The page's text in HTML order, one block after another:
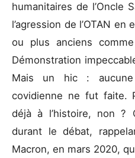
humanitaires de l’Oncle
l’agression de l’OTAN
ou plus anciens
Démonstration
Mais un hic :
covidienne ne fut faite.
déjà à l’histoire, non ?
durant le débat,
Macron, en mars 2020,